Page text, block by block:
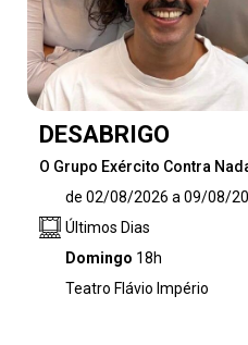
DESABRIGO
O Grupo Exército Contra
o processo criativo do
uma experiência que convida
acompanhar a construção da
"Despejo na Favela",
de 02/08/2026 a 09/08/
Últimos Dias
Domingo 18h
Teatro Flávio Império